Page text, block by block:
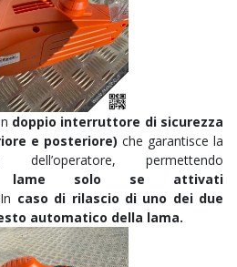
doppio interruttore di sicurezza
e posteriore) che garantisce la
dell’operatore, permettendo
lame solo se attivati
caso di rilascio di uno dei due
automatico della lama.